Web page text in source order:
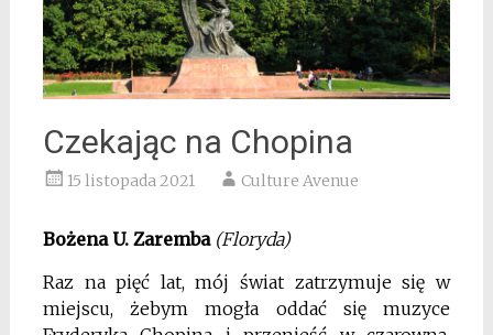
Czekając na Chopina
15 listopada 2021 Culture Avenue
Bożena U. Zaremba (Floryda)
Raz na pięć lat, mój świat zatrzymuje się w
miejscu, żebym mogła oddać się muzyce